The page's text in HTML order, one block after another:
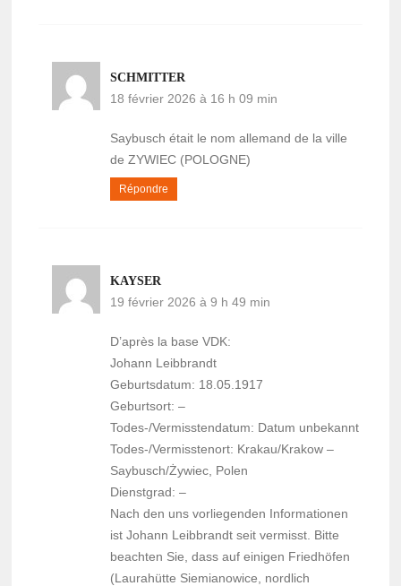
SCHMITTER
18 février 2026 à 16 h 09 min
Saybusch était le nom allemand de la ville
de ZYWIEC (POLOGNE)
Répondre
KAYSER
19 février 2026 à 9 h 49 min
D’après la base VDK:
Johann Leibbrandt
Geburtsdatum: 18.05.1917
Geburtsort: –
Todes-/Vermisstendatum: Datum unbekannt
Todes-/Vermisstenort: Krakau/Krakow –
Saybusch/Żywiec, Polen
Dienstgrad: –
Nach den uns vorliegenden Informationen
ist Johann Leibbrandt seit vermisst. Bitte
beachten Sie, dass auf einigen Friedhöfen
(Laurahütte Siemianowice, nordlich